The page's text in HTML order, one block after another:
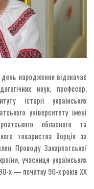
народження відзначає
наук, професор,
історії українських
університету імені
обласного та
товариства борців за
Проводу Закарпатської
учасниця українських
х — початку 90-х років ХХ